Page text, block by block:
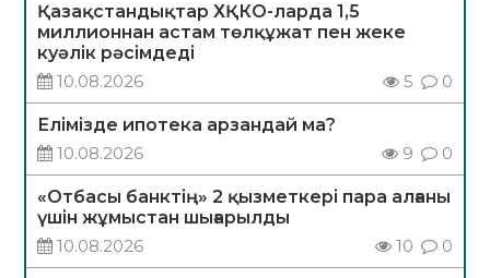
Қазақстандықтар ХҚКО-ларда 1,5
миллионнан астам төлқұжат пен жеке
куәлік рәсімдеді
10.08.2026
5 0
Елімізде ипотека арзандай ма?
10.08.2026
9 0
«Отбасы банктің» 2 қызметкері пара алғаны
үшін жұмыстан шығарылды
10.08.2026
10 0